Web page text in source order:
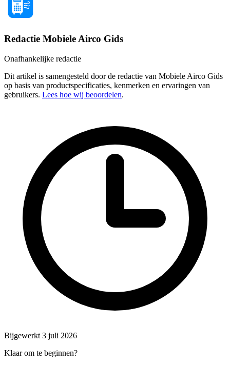
Redactie Mobiele Airco Gids
Onafhankelijke redactie
Dit artikel is samengesteld door de redactie van Mobiele Airco Gids
op basis van productspecificaties, kenmerken en ervaringen van
gebruikers. Lees hoe wij beoordelen.
Bijgewerkt 3 juli 2026
Klaar om te beginnen?